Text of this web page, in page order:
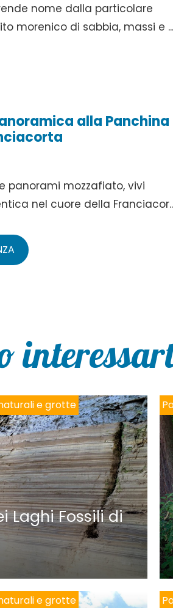
nome dalla particolare
morenico di sabbia, massi e ...
alla Panchina
panorami mozzafiato, vivi
nel cuore della
e grotte
Laghi Fossili di
e grotte